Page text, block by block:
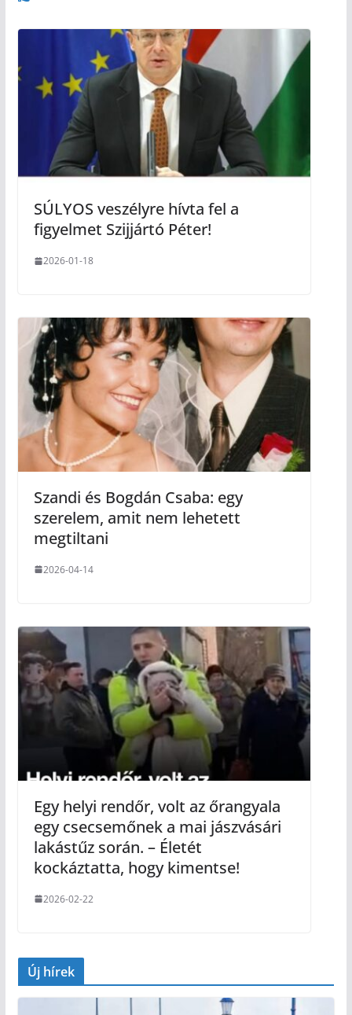
SÚLYOS veszélyre hívta fel a
figyelmet Szijjártó Péter!
2026-01-18
Szandi és Bogdán Csaba: egy
szerelem, amit nem lehetett
megtiltani
2026-04-14
Egy helyi rendőr, volt az őrangyala
egy csecsemőnek a mai jászvásári
lakástűz során. – Életét
kockáztatta, hogy kimentse!
2026-02-22
Új hírek